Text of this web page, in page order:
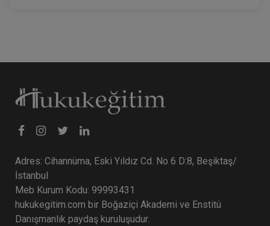
Adres: Cihannüma, Eski Yıldız Cd. No 6 D:8, Beşiktaş/
İstanbul
Meb Kurum Kodu: 99993431
hukukegitim.com bir Boğaziçi Akademi ve Enstitü
Danışmanlık paydaş kuruluşudur.